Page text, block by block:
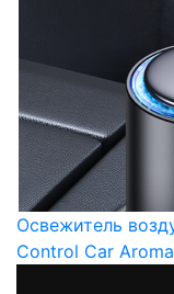
Освежитель
Control Car